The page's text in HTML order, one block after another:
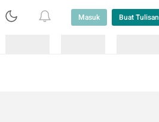
Masuk Buat Tulisan